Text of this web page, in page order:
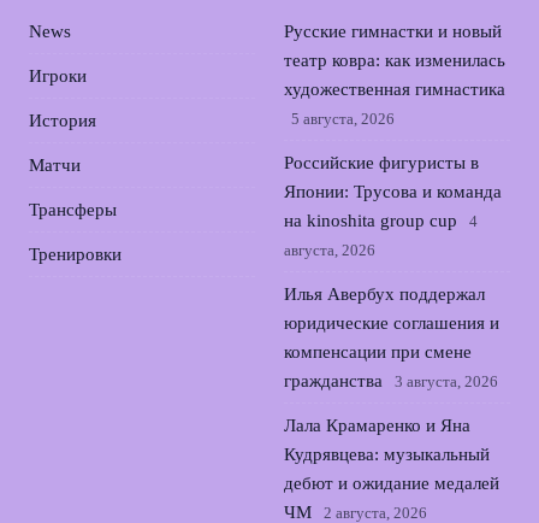
News
Игроки
История
Матчи
Трансферы
Тренировки
Русские гимнастки и новый
театр ковра: как изменилась
художественная гимнастика
5 августа, 2026
Российские фигуристы в
Японии: Трусова и команда
на kinoshita group cup
4
августа, 2026
Илья Авербух поддержал
юридические соглашения и
компенсации при смене
гражданства
3 августа, 2026
Лала Крамаренко и Яна
Кудрявцева: музыкальный
дебют и ожидание медалей
ЧМ
2 августа, 2026